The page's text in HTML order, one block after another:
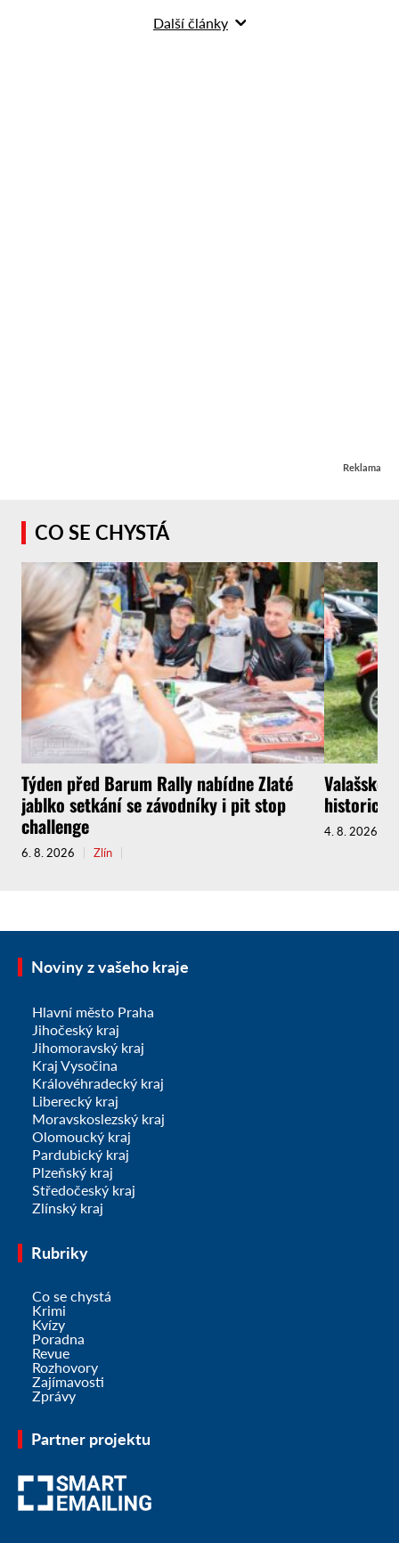
Další články
Reklama
CO SE CHYSTÁ
Týden před Barum Rally nabídne Zlaté
jablko setkání se závodníky i pit stop
challenge
6. 8. 2026 Zlín
Valašské
4. 8. 2026
Noviny z vašeho kraje
Hlavní město Praha
Jihočeský kraj
Jihomoravský kraj
Kraj Vysočina
Královéhradecký kraj
Liberecký kraj
Moravskoslezský kraj
Olomoucký kraj
Pardubický kraj
Plzeňský kraj
Středočeský kraj
Zlínský kraj
Rubriky
Co se chystá
Krimi
Kvízy
Poradna
Revue
Rozhovory
Zajímavosti
Zprávy
Partner projektu